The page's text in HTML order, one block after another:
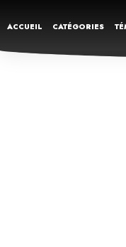
ACCUEIL CATÉGORIES